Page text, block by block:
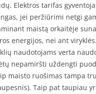
Elektros tarifas
jei peržiūrimi netgi
maistą orkaitėje
energijos, nei ant
naudotojams verta
nepamiršti uždengti
maisto ruošimas tampa
Taip pat taupiau